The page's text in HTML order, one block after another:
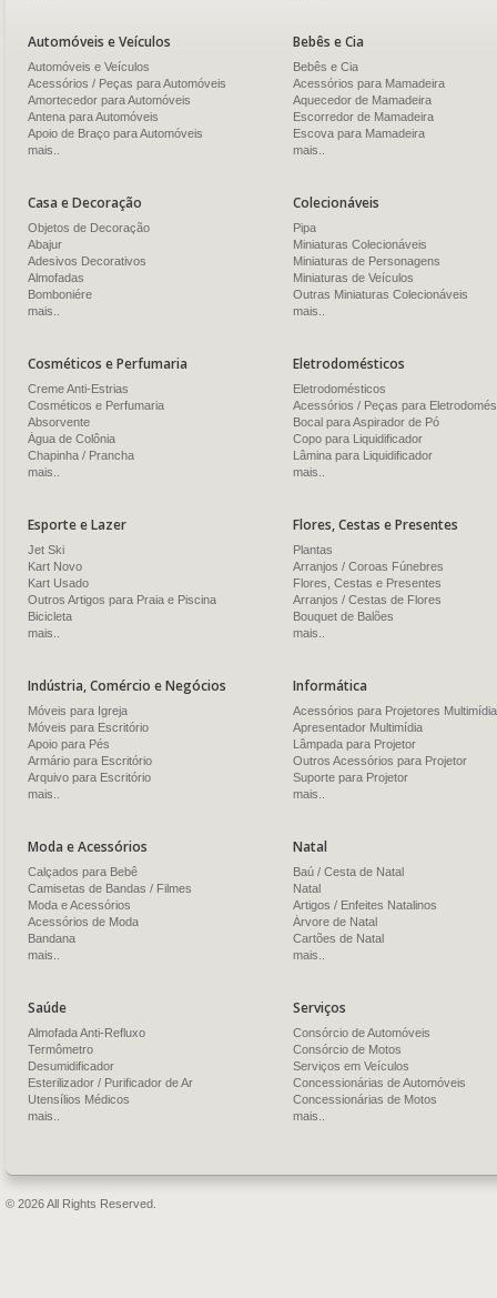
Automóveis e Veículos
Automóveis e Veículos
Acessórios / Peças para Automóveis
Amortecedor para Automóveis
Antena para Automóveis
Apoio de Braço para Automóveis
mais..
Bebês e Cia
Bebês e Cia
Acessórios para Mamadeira
Aquecedor de Mamadeira
Escorredor de Mamadeira
Escova para Mamadeira
mais..
Casa e Decoração
Objetos de Decoração
Abajur
Adesivos Decorativos
Almofadas
Bomboniére
mais..
Colecionáveis
Pipa
Miniaturas Colecionáveis
Miniaturas de Personagens
Miniaturas de Veículos
Outras Miniaturas Colecionáveis
mais..
Cosméticos e Perfumaria
Creme Anti-Estrias
Cosméticos e Perfumaria
Absorvente
Água de Colônia
Chapinha / Prancha
mais..
Eletrodomésticos
Eletrodomésticos
Acessórios / Peças para
Bocal para Aspirador de Pó
Copo para Liquidificador
Lâmina para Liquidificador
mais..
Esporte e Lazer
Jet Ski
Kart Novo
Kart Usado
Outros Artigos para Praia e Piscina
Bicicleta
mais..
Flores, Cestas e Presentes
Plantas
Arranjos / Coroas Fúnebres
Flores, Cestas e Presentes
Arranjos / Cestas de Flores
Bouquet de Balões
mais..
Indústria, Comércio e Negócios
Móveis para Igreja
Móveis para Escritório
Apoio para Pés
Armário para Escritório
Arquivo para Escritório
mais..
Informática
Acessórios para Projetores Multimídia
Apresentador Multimídia
Lâmpada para Projetor
Outros Acessórios para Projetor
Suporte para Projetor
mais..
Moda e Acessórios
Calçados para Bebê
Camisetas de Bandas / Filmes
Moda e Acessórios
Acessórios de Moda
Bandana
mais..
Natal
Baú / Cesta de Natal
Natal
Artigos / Enfeites Natalinos
Árvore de Natal
Cartões de Natal
mais..
Saúde
Almofada Anti-Refluxo
Termômetro
Desumidificador
Esterilizador / Purificador de Ar
Utensílios Médicos
mais..
Serviços
Consórcio de Automóveis
Consórcio de Motos
Serviços em Veículos
Concessionárias de Automóveis
Concessionárias de Motos
mais..
© 2026 All Rights Reserved.